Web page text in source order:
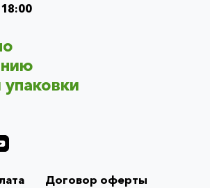
Договор оферты